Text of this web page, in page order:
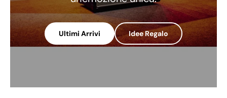
Ultimi Arrivi Idee Regalo